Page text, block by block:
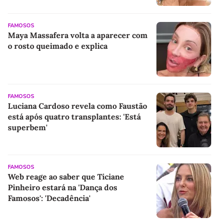
FAMOSOS
Maya Massafera volta a aparecer com
o rosto queimado e explica
FAMOSOS
Luciana Cardoso revela como Faustão
está após quatro transplantes: 'Está
superbem'
FAMOSOS
Web reage ao saber que Ticiane
Pinheiro estará na 'Dança dos
Famosos': 'Decadência'